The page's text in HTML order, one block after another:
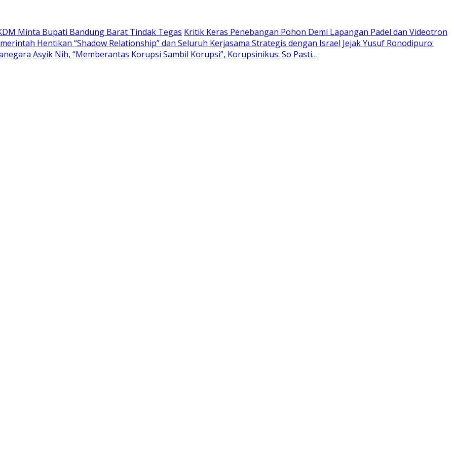
Minta Bupati Bandung Barat Tindak Tegas Kritik Keras Penebangan Pohon Demi Lapangan Padel dan Videotron
Hentikan “Shadow Relationship” dan Seluruh Kerjasama Strategis dengan Israel Jejak Yusuf Ronodipuro:
Asyik Nih, “Memberantas Korupsi Sambil Korupsi”, Korupsinikus: So Pasti…